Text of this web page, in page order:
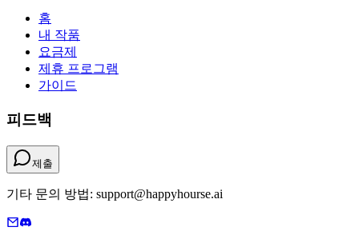
홈
내 작품
요금제
제휴 프로그램
가이드
피드백
제출
기타 문의 방법: support@happyhourse.ai